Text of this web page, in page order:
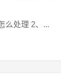
本文目录一览： 1、毕业5年大学档案还在自己手上,怎么处理 2、...